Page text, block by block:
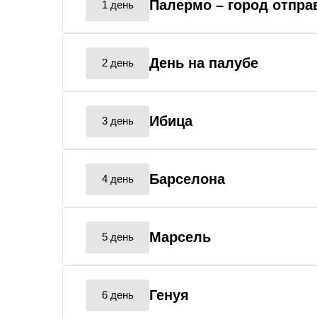
1 день Палермо – город
2 день День на палубе
3 день Ибица
4 день Барселона
5 день Марсель
6 день Генуя